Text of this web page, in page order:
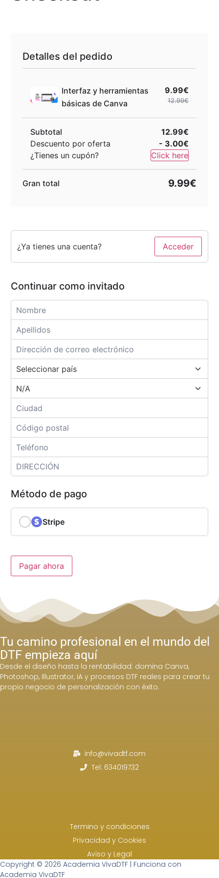
Detalles del pedido
Interfaz y herramientas
básicas de Canva
9.99€
12.99€
Subtotal
12.99€
Descuento por oferta
- 3.00€
¿Tienes un cupón?
Click here
Gran total 9.99€
¿Ya tienes una cuenta? Acceder
Continuar como invitado
Método de pago
Stripe
Pagar ahora
Tu camino profesional en el mundo del
DTF empieza aquí
Desde el diseño hasta la rentabilidad: domina Canva,
Photoshop, Illustrator, IA y procesos DTF reales para crear tu
propio negocio de personalización con éxito.
info@vivadtf.com
Tel: 634019732
Termino y condiciones
Privacidad y Cookies
Aviso y Legal
Copyright © 2026 Academia VivaDTF | Funciona con
Academia VivaDTF